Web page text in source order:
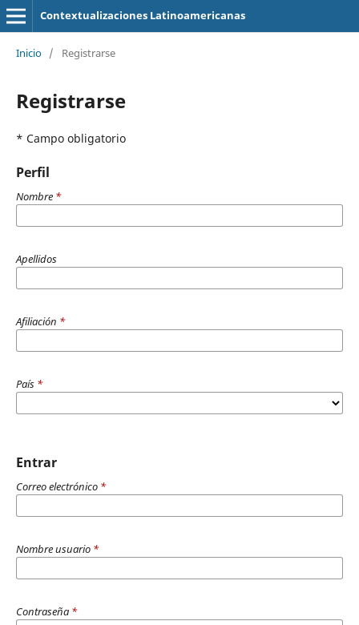
Contextualizaciones Latinoamericanas
Inicio / Registrarse
Registrarse
* Campo obligatorio
Perfil
Nombre *
Apellidos
Afiliación *
País *
Entrar
Correo electrónico *
Nombre usuario *
Contraseña *